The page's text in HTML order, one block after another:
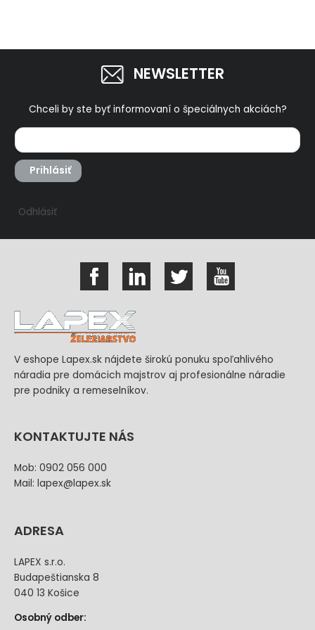
NEWSLETTER
Chceli by ste byť informovaní o špeciálnych akciách?
Prihlásiť
Odhlásiť
V eshope Lapex.sk nájdete širokú ponuku spoľahlivého
náradia pre domácich majstrov aj profesionálne náradie
pre podniky a remeselníkov.
KONTAKTUJTE NÁS
Mob: 0902 056 000
Mail: lapex@lapex.sk
ADRESA
LAPEX s.r.o.
Budapeštianska 8
040 13 Košice
Osobný odber: